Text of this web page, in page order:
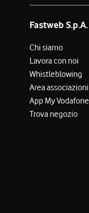
Fastweb S.p.A.
Chi siamo
Lavora con noi
Whistleblowing
Area associazioni
App My Vodafone
Trova negozio